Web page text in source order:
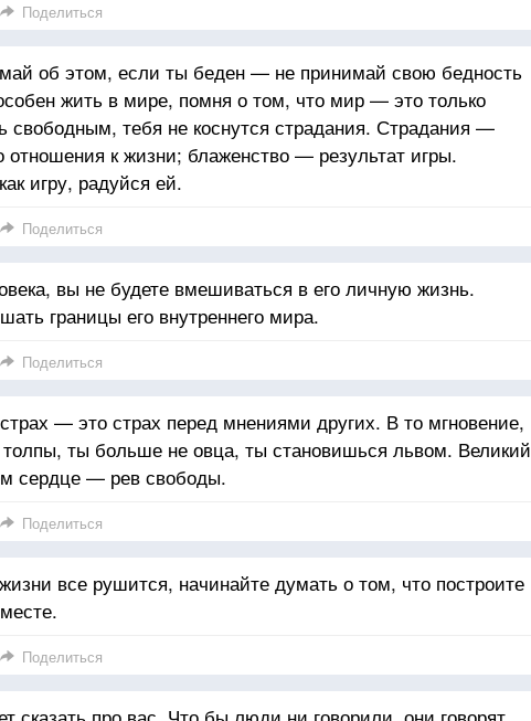
Поделиться
об этом, если ты беден — не принимай свою бедность
жить в мире, помня о том, что мир — это только
свободным, тебя не коснутся страдания. Страдания —
отношения к жизни; блаженство — результат игры.
игру, радуйся ей.
Поделиться
вы не будете вмешиваться в его личную жизнь.
границы его внутреннего мира.
Поделиться
— это страх перед мнениями других. В то мгновение,
ты больше не овца, ты становишься львом. Великий
сердце — рев свободы.
Поделиться
все рушится, начинайте думать о том, что построите
Поделиться